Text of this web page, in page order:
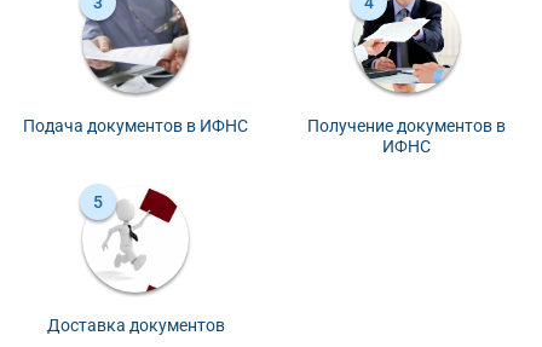
Подача документов в ИФНС
Получение документов в
ИФНС
Доставка документов